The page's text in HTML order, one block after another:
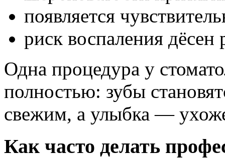
появляется
риск воспаления дёсен
Одна процедура у
полностью: зубы
свежим, а улыбка —
Как часто делать